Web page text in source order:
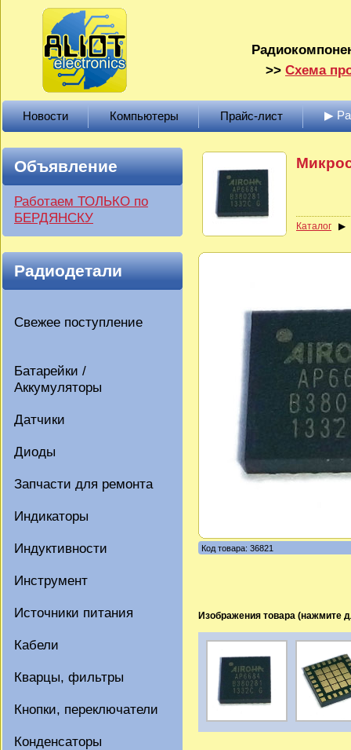
>> Схема
Новости Компьютеры Прайс-лист ▶
Объявление
Работаем ТОЛЬКО по
БЕРДЯНСКУ
Радиодетали
Свежее поступление
Батарейки /
Аккумуляторы
Датчики
Диоды
Запчасти для ремонта
Индикаторы
Индуктивности
Инструмент
Источники питания
Кабели
Кварцы, фильтры
Кнопки, переключатели
Конденсаторы
Каталог
Код товара: 36821
Изображения товара (нажмите